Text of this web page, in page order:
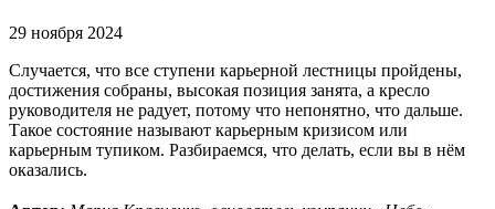
29 ноября 2024
Случается, что все ступени карьерной лестницы пройдены,
достижения собраны, высокая позиция занята, а кресло
руководителя не радует, потому что непонятно, что дальше.
Такое состояние называют карьерным кризисом или
карьерным тупиком. Разбираемся, что делать, если вы в нём
оказались.